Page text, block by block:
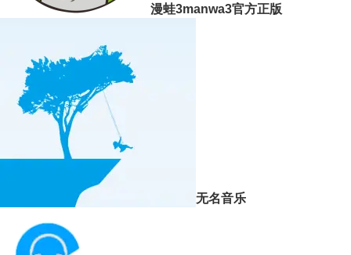
漫蛙3manwa3官方正版
无名音乐